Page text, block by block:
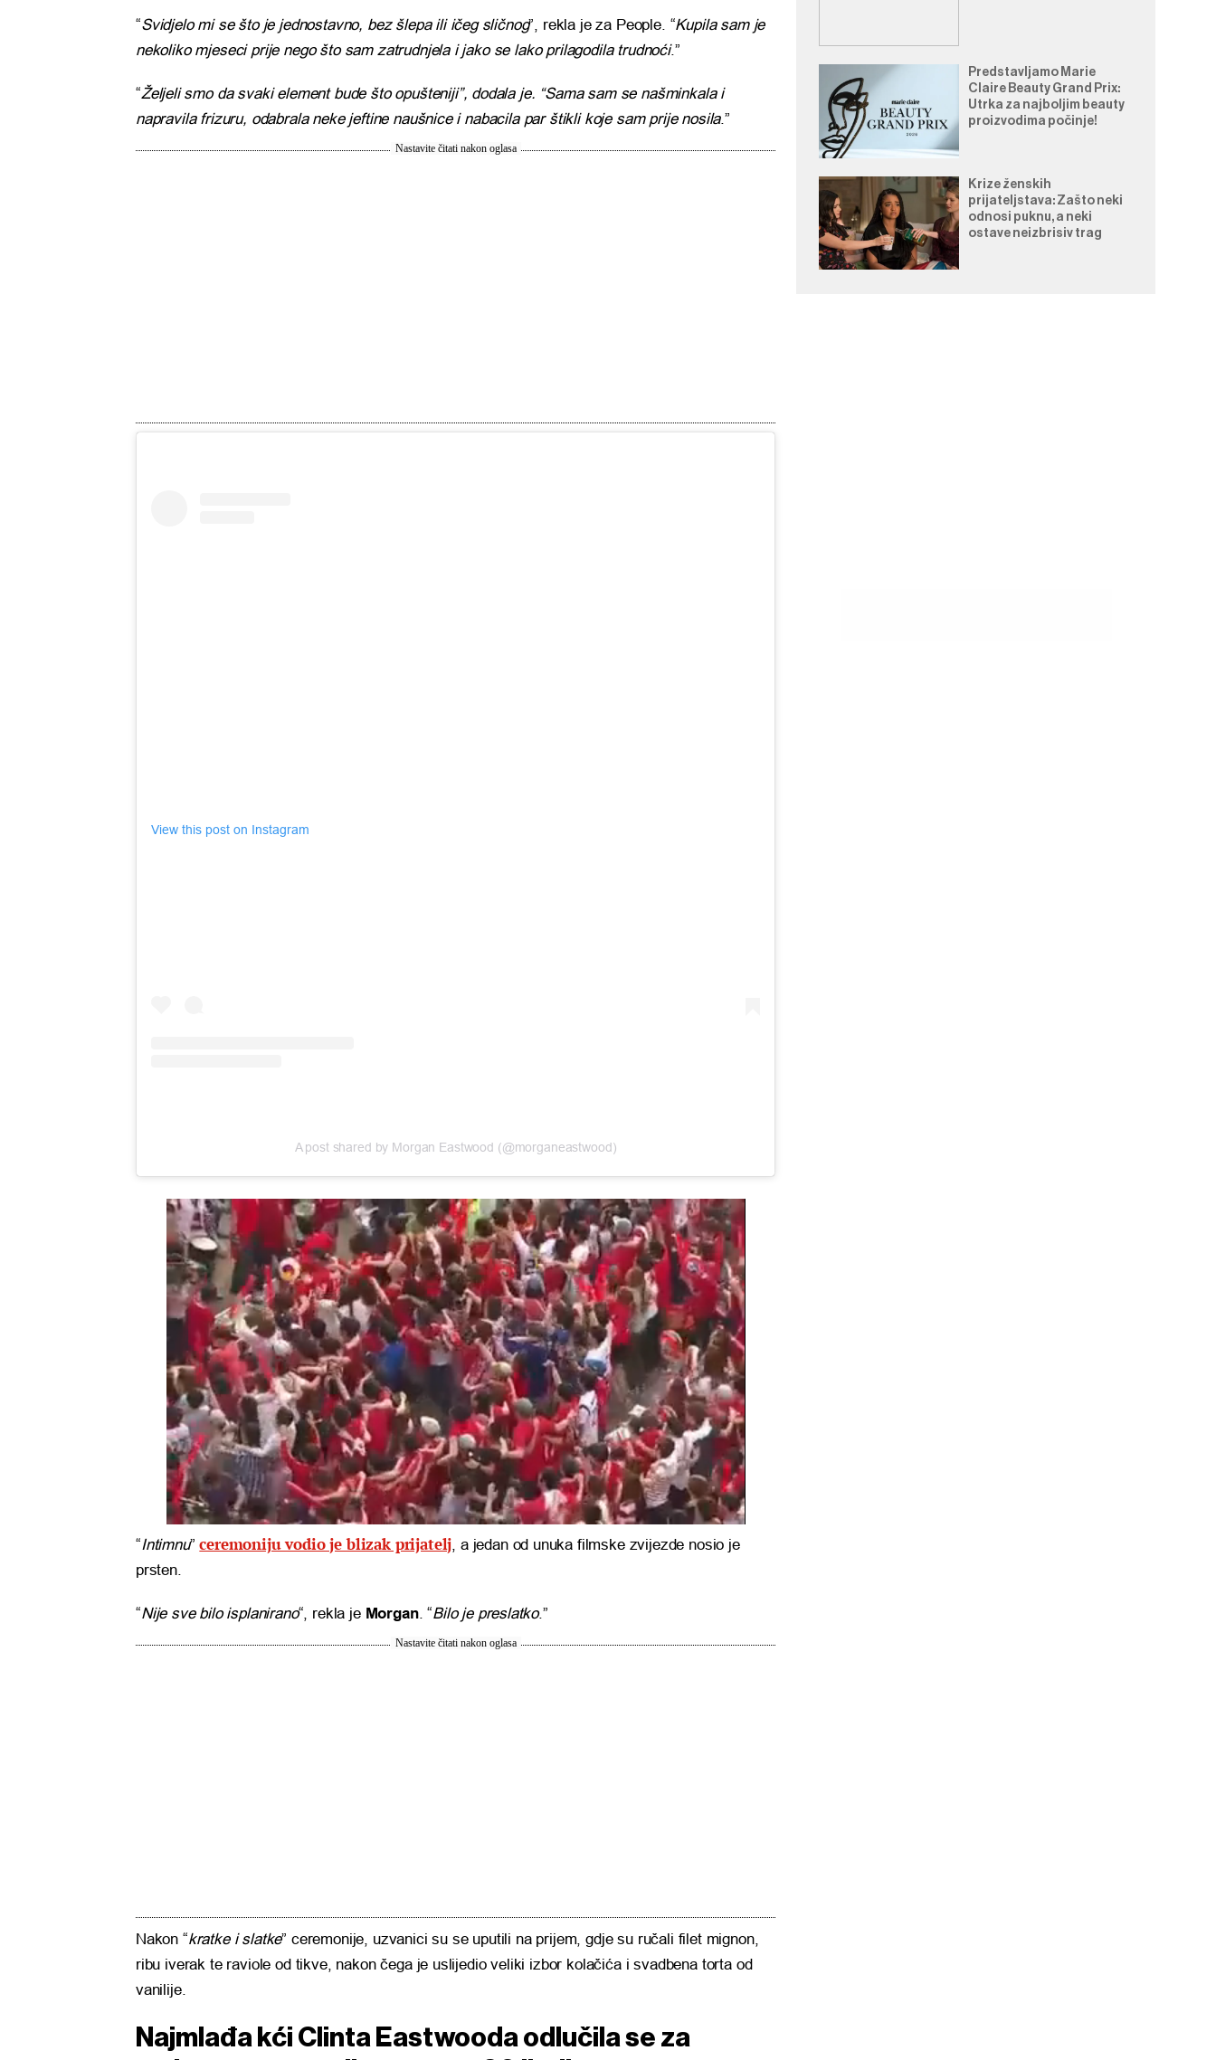
“Svidjelo mi se što je jednostavno, bez šlepa ili ičeg sličnog”, rekla je za People. “Kupila sam je
nekoliko mjeseci prije nego što sam zatrudnjela i jako se lako prilagodila trudnoći.”
“Željeli smo da svaki element bude što opušteniji”, dodala je. “Sama sam se našminkala i
napravila frizuru, odabrala neke jeftine naušnice i nabacila par štikli koje sam prije nosila.”
Nastavite čitati nakon oglasa
View this post on Instagram
A post shared by Morgan Eastwood (@morganeastwood)
“Intimnu”ceremoniju vodio je blizak prijatelj, a jedan od unuka filmske zvijezde nosio je
prsten.
“Nije sve bilo isplanirano“, rekla je Morgan. “Bilo je preslatko.”
Nastavite čitati nakon oglasa
Nakon “kratke i slatke” ceremonije, uzvanici su se uputili na prijem, gdje su ručali filet mignon,
ribu iverak te raviole od tikve, nakon čega je uslijedio veliki izbor kolačića i svadbena torta od
vanilije.
Najmlađa kći Clinta Eastwooda odlučila se za
Predstavljamo Marie
Claire Beauty Grand Prix:
Utrka za najboljim beauty
proizvodima počinje!
Krize ženskih
prijateljstava: Zašto neki
odnosi puknu, a neki
ostave neizbrisiv trag